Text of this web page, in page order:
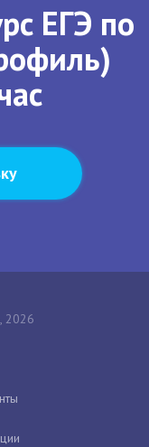
ЕГЭ по
2026